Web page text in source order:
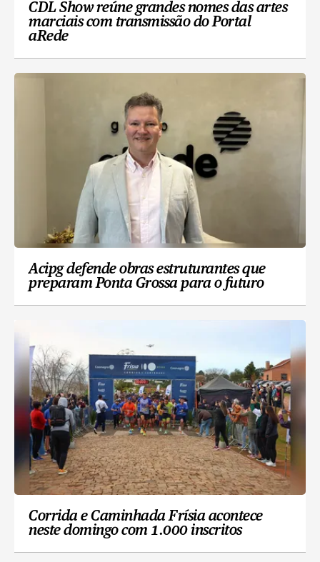
CDL Show reúne grandes nomes das artes
marciais com transmissão do Portal
aRede
Acipg defende obras estruturantes que
preparam Ponta Grossa para o futuro
Corrida e Caminhada Frísia acontece
neste domingo com 1.000 inscritos